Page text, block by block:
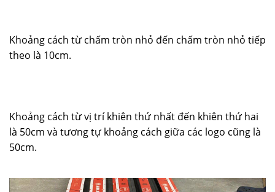
Khoảng cách từ chấm tròn nhỏ đến chấm tròn nhỏ tiếp
theo là 10cm.
Khoảng cách từ vị trí khiên thứ nhất đến khiên thứ hai
là 50cm và tương tự khoảng cách giữa các logo cũng là
50cm.